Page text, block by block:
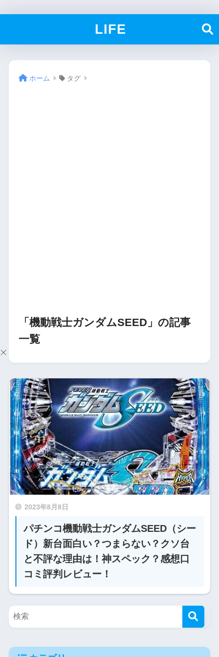
LIFE
ホーム タグ
「機動戦士ガンダムSEED」の記事
一覧
2023年8月8日
パチンコ機動戦士ガンダムSEED（シー
ド）新台面白い？つまらない？クソ台
と不評な理由は！神スペック？感想口
コミ評判レビュー！